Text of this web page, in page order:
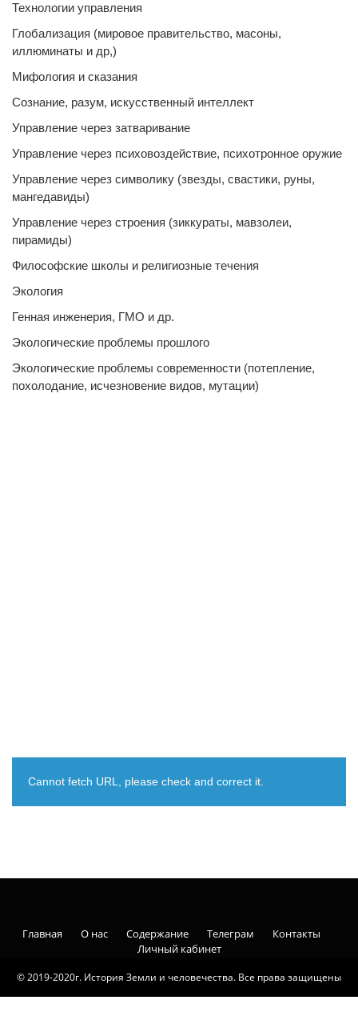
Технологии управления
Глобализация (мировое правительство, масоны,
иллюминаты и др,)
Мифология и сказания
Сознание, разум, искусственный интеллект
Управление через затваривание
Управление через психовоздействие, психотронное оружие
Управление через символику (звезды, свастики, руны,
мангедавиды)
Управление через строения (зиккураты, мавзолеи,
пирамиды)
Философские школы и религиозные течения
Экология
Генная инженерия, ГМО и др.
Экологические проблемы прошлого
Экологические проблемы современности (потепление,
похолодание, исчезновение видов, мутации)
Cannot fetch URL, please check and correct it.
© 2019-2020г. История Земли и человечества. Все права защищены
Главная О нас Содержание Телеграм
Контакты
Личный кабинет